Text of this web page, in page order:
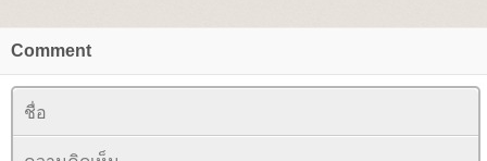
Comment